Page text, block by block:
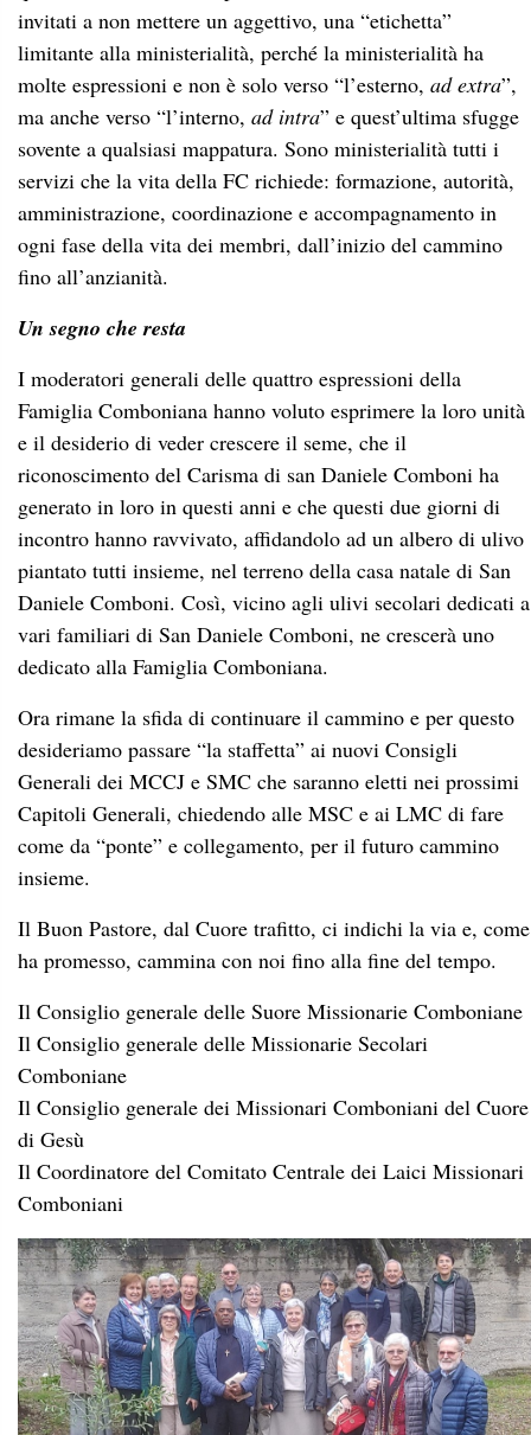
invitati a non mettere un aggettivo, una “etichetta”
limitante alla ministerialità, perché la ministerialità ha
molte espressioni e non è solo verso “l’esterno, ad extra”,
ma anche verso “l’interno, ad intra” e quest’ultima sfugge
sovente a qualsiasi mappatura. Sono ministerialità tutti i
servizi che la vita della FC richiede: formazione, autorità,
amministrazione, coordinazione e accompagnamento in
ogni fase della vita dei membri, dall’inizio del cammino
fino all’anzianità.
Un segno che resta
I moderatori generali delle quattro espressioni della
Famiglia Comboniana hanno voluto esprimere la loro unità
e il desiderio di veder crescere il seme, che il
riconoscimento del Carisma di san Daniele Comboni ha
generato in loro in questi anni e che questi due giorni di
incontro hanno ravvivato, affidandolo ad un albero di ulivo
piantato tutti insieme, nel terreno della casa natale di San
Daniele Comboni. Così, vicino agli ulivi secolari dedicati a
vari familiari di San Daniele Comboni, ne crescerà uno
dedicato alla Famiglia Comboniana.
Ora rimane la sfida di continuare il cammino e per questo
desideriamo passare “la staffetta” ai nuovi Consigli
Generali dei MCCJ e SMC che saranno eletti nei prossimi
Capitoli Generali, chiedendo alle MSC e ai LMC di fare
come da “ponte” e collegamento, per il futuro cammino
insieme.
Il Buon Pastore, dal Cuore trafitto, ci indichi la via e, come
ha promesso, cammina con noi fino alla fine del tempo.
Il Consiglio generale delle Suore Missionarie Comboniane
Il Consiglio generale delle Missionarie Secolari
Comboniane
Il Consiglio generale dei Missionari Comboniani del Cuore
di Gesù
Il Coordinatore del Comitato Centrale dei Laici Missionari
Comboniani